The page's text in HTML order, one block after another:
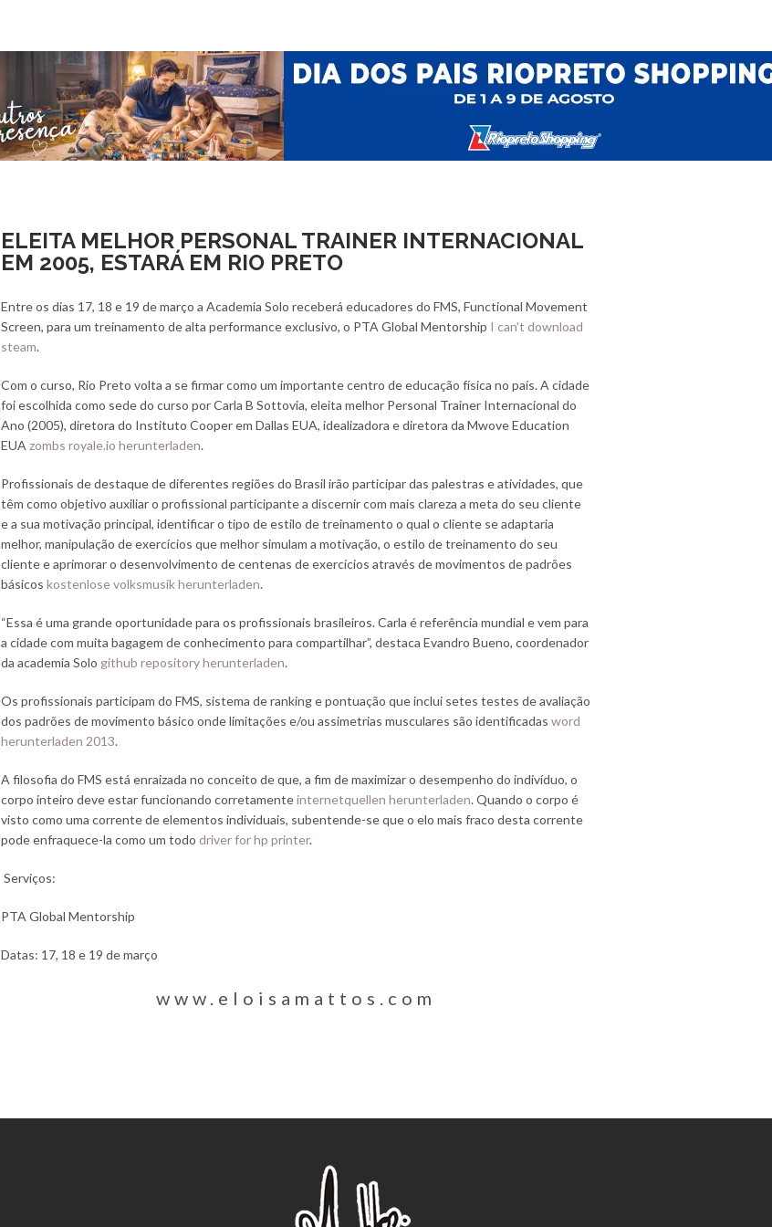
ELEITA MELHOR PERSONAL TRAINER INTERNACIONAL
EM 2005, ESTARÁ EM RIO PRETO
Entre os dias 17, 18 e 19 de março a Academia Solo receberá educadores do FMS, Functional Movement
Screen, para um treinamento de alta performance exclusivo, o PTA Global Mentorship I can't download
steam.
Com o curso, Rio Preto volta a se firmar como um importante centro de educação física no país. A cidade
foi escolhida como sede do curso por Carla B Sottovia, eleita melhor Personal Trainer Internacional do
Ano (2005), diretora do Instituto Cooper em Dallas EUA, idealizadora e diretora da Mwove Education
EUA zombs royale.io herunterladen.
Profissionais de destaque de diferentes regiões do Brasil irão participar das palestras e atividades, que
têm como objetivo auxiliar o profissional participante a discernir com mais clareza a meta do seu cliente
e a sua motivação principal, identificar o tipo de estilo de treinamento o qual o cliente se adaptaria
melhor, manipulação de exercícios que melhor simulam a motivação, o estilo de treinamento do seu
cliente e aprimorar o desenvolvimento de centenas de exercícios através de movimentos de padrões
básicos kostenlose volksmusik herunterladen.
“Essa é uma grande oportunidade para os profissionais brasileiros. Carla é referência mundial e vem para
a cidade com muita bagagem de conhecimento para compartilhar”, destaca Evandro Bueno, coordenador
da academia Solo github repository herunterladen.
Os profissionais participam do FMS, sistema de ranking e pontuação que inclui setes testes de avaliação
dos padrões de movimento básico onde limitações e/ou assimetrias musculares são identificadas word
herunterladen 2013.
A filosofia do FMS está enraizada no conceito de que, a fim de maximizar o desempenho do indivíduo, o
corpo inteiro deve estar funcionando corretamenteinternetquellen herunterladen. Quando o corpo é
visto como uma corrente de elementos individuais, subentende-se que o elo mais fraco desta corrente
pode enfraquece-la como um todo driver for hp printer.
Serviços:
PTA Global Mentorship
Datas: 17, 18 e 19 de março
www.eloisamattos.com